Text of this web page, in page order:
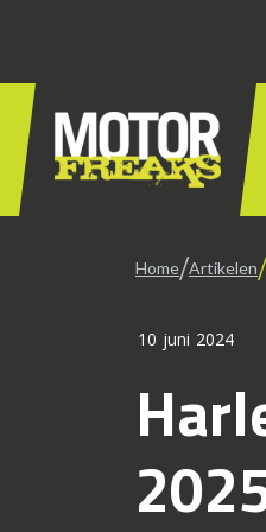
Home/Artikelen/
10 juni 2024